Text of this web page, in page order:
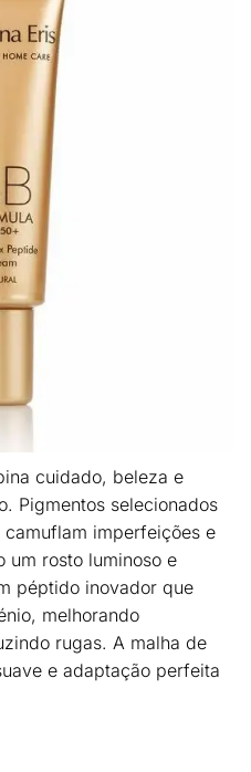
cuidado, beleza e
Pigmentos selecionados
imperfeições e
um rosto luminoso e
péptido inovador que
melhorando
rugas. A malha de
e adaptação perfeita